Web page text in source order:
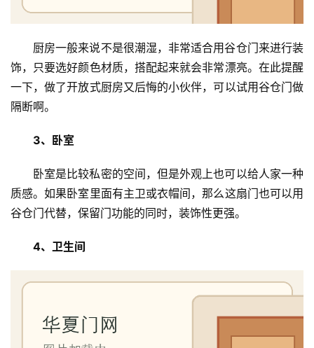
厨房一般来说不是很潮湿，非常适合用谷仓门来进行装
饰，只要选好颜色材质，搭配起来就会非常漂亮。在此提醒
一下，做了开放式厨房又后悔的小伙伴，可以试用谷仓门做
隔断啊。
3、卧室
卧室是比较私密的空间，但是外观上也可以给人家一种
质感。如果卧室里面有主卫或衣帽间，那么这扇门也可以用
谷仓门代替，保留门功能的同时，装饰性更强。
4、卫生间